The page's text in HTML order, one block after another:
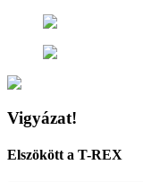
Vigyázat!
Elszökött a T-REX